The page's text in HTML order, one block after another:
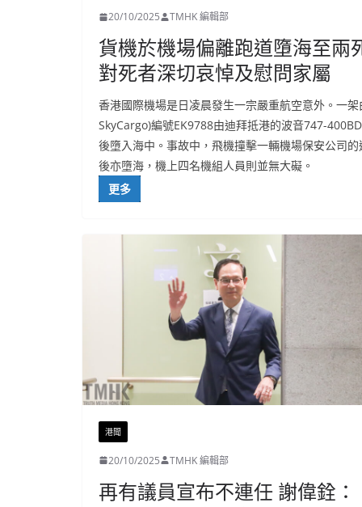
20/10/2025 TMHK 編輯部
貨機於機場偏離跑道墮海至兩
對死者深切哀悼及慰問家屬
香港國際機場是日凌晨發生一宗嚴重航空意外。一
SkyCargo)編號EK9788由迪拜抵港的波音747-
後墮入海中。事故中，飛機撞擊一輛機場保安公司
後亦墮海，機上四名機組人員則並無大礙。
更多
港聞
20/10/2025 TMHK 編輯部
再有議員宣布不連任 謝偉銓：